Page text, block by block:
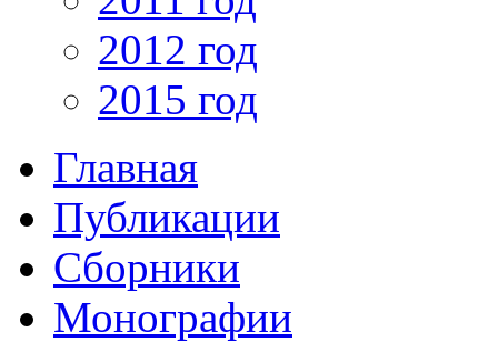
2012 год
2015 год
Главная
Публикации
Сборники
Монографии